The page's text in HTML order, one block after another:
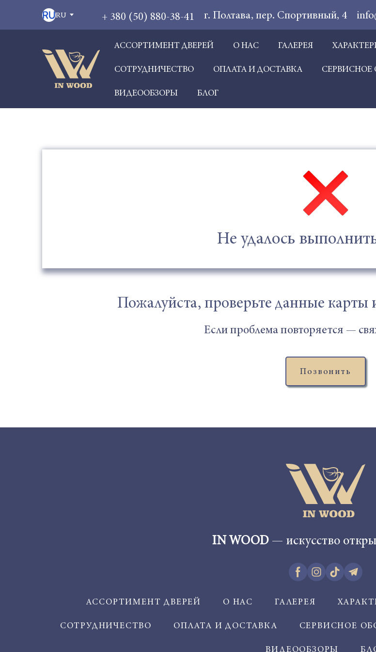
RU + 380 (50) 880-38-41 г. Полтава, пер. Спортивный, 4
АССОРТИМЕНТ ДВЕРЕЙ О НАС ГАЛЕРЕЯ
СОТРУДНИЧЕСТВО ОПЛАТА И ДОСТАВКА
ВИДЕООБЗОРЫ БЛОГ
Не удалось
Пожалуйста, проверьте данные карты
Если проблема повторяется —
Позвонить
IN WOOD— искусство
АССОРТИМЕНТ ДВЕРЕЙ О НАС ГАЛЕРЕЯ
СОТРУДНИЧЕСТВО ОПЛАТА И ДОСТАВКА СЕРВИСНОЕ
ВИДЕООБЗОРЫ